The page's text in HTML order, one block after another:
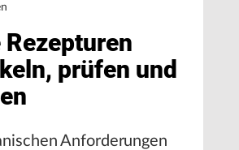
Rezepturen
prüfen und
Anforderungen